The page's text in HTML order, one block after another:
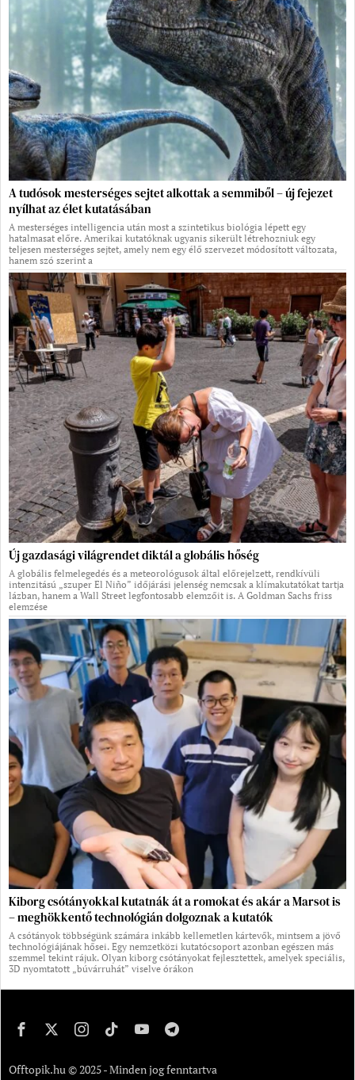
A tudósok mesterséges sejtet alkottak a semmiből – új fejezet
nyílhat az élet kutatásában
A mesterséges intelligencia után most a szintetikus biológia lépett egy
hatalmasat előre. Amerikai kutatóknak ugyanis sikerült létrehozniuk egy
teljesen mesterséges sejtet, amely nem egy élő szervezet módosított változata,
hanem szó szerint a
Új gazdasági világrendet diktál a globális hőség
A globális felmelegedés és a meteorológusok által előrejelzett, rendkívüli
intenzitású „szuper El Niño” időjárási jelenség nemcsak a klímakutatókat tartja
lázban, hanem a Wall Street legfontosabb elemzőit is. A Goldman Sachs friss
elemzése
Kiborg csótányokkal kutatnák át a romokat és akár a Marsot is
– meghökkentő technológián dolgoznak a kutatók
A csótányok többségünk számára inkább kellemetlen kártevők, mintsem a jövő
technológiájának hősei. Egy nemzetközi kutatócsoport azonban egészen más
szemmel tekint rájuk. Olyan kiborg csótányokat fejlesztettek, amelyek speciális,
3D nyomtatott „búvárruhát” viselve órákon
Offtopik.hu © 2025 - Minden jog fenntartva